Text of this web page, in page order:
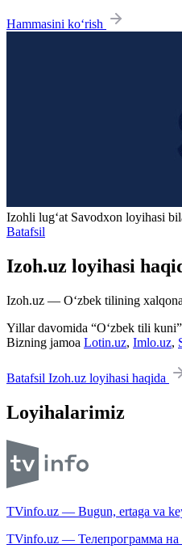
Hammasini ko‘rish
Izohli lugʻat Savodxon loyihasi
Batafsil
Izoh.uz loyihasi
Izoh.uz — O‘zbek tilining
Yillar davomida “O‘zbek tili
Bizning jamoa Lotin.uz, Imlo.uz,
Batafsil Izoh.uz loyihasi haqida
Loyihalarimiz
TVinfo.uz — Bugun, ertaga va
TVinfo.uz — Телепрограмма на